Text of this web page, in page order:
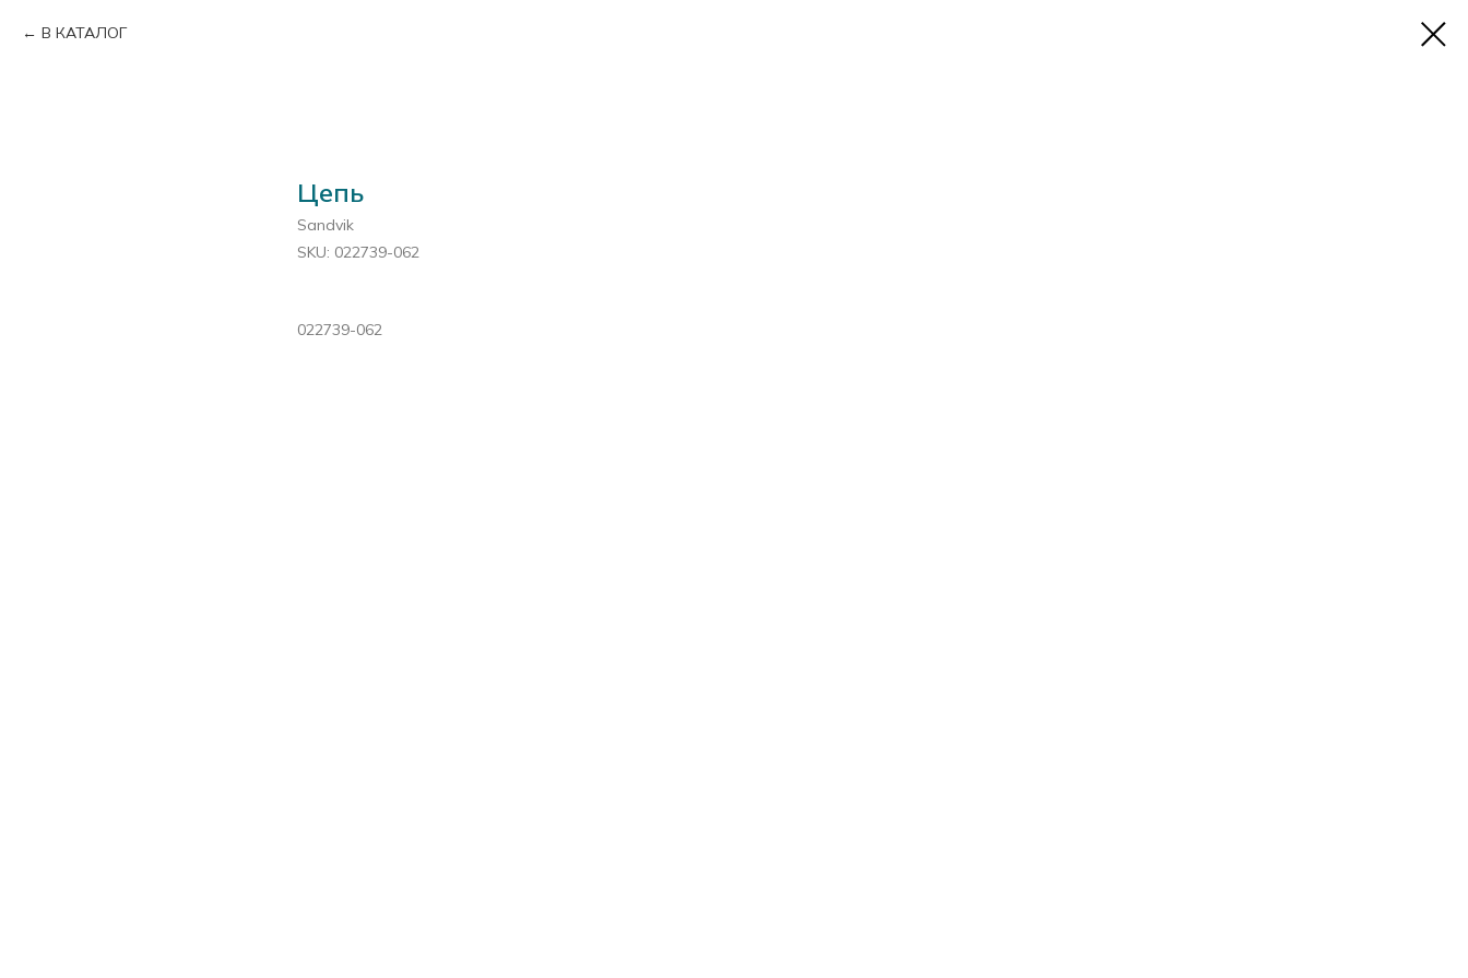
В КАТАЛОГ
Цепь
Sandvik
SKU: 022739-062
022739-062